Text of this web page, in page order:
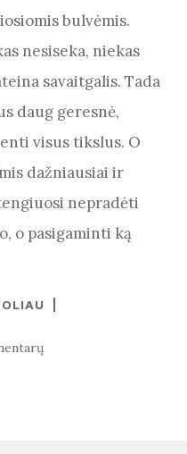
bulvėmis.
nesiseka, niekas
savaitgalis. Tada
daug geresnė,
visus tikslus. O
dažniausiai ir
nepradėti
o pasigaminti ką